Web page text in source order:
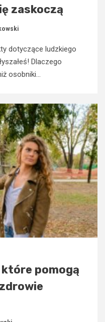
zaskoczą
dotyczące ludzkiego
Dlaczego
osobniki...
pomogą